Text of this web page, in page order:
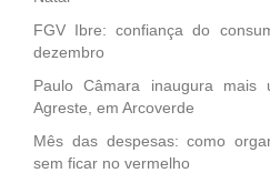
FGV Ibre: confiança do
dezembro
Paulo Câmara inaugura
Agreste, em Arcoverde
Mês das despesas: como
sem ficar no vermelho